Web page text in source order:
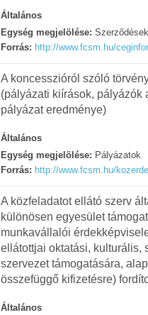
Általános
Egység megjelölése: Szerződések
Forrás: http://www.fcsm.hu/
A koncesszióról szóló
(pályázati kiírások, pályázók
pályázat eredménye)
Általános
Egység megjelölése: Pályázatok
Forrás: http://www.fcsm.hu/
A közfeladatot ellátó szerv
különösen egyesület
munkavállalói
ellátottjai oktatási, kulturális,
szervezet támogatására,
összefüggő kifizetésre)
Általános